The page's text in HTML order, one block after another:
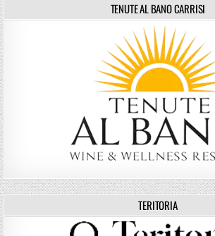
TENUTE AL BANO CARRISI
TERITORIA